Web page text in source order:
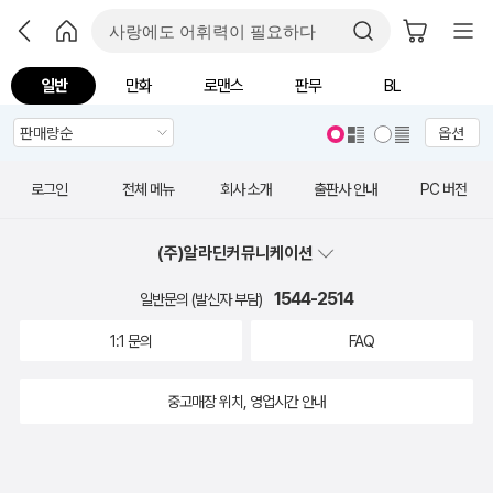
일반 만화 로맨스 판무 BL
옵션
로그인 전체 메뉴 회사 소개 출판사 안내 PC 버전
(주)알라딘커뮤니케이션
일반문의 (발신자 부담) 1544-2514
1:1 문의 FAQ
중고매장 위치, 영업시간 안내